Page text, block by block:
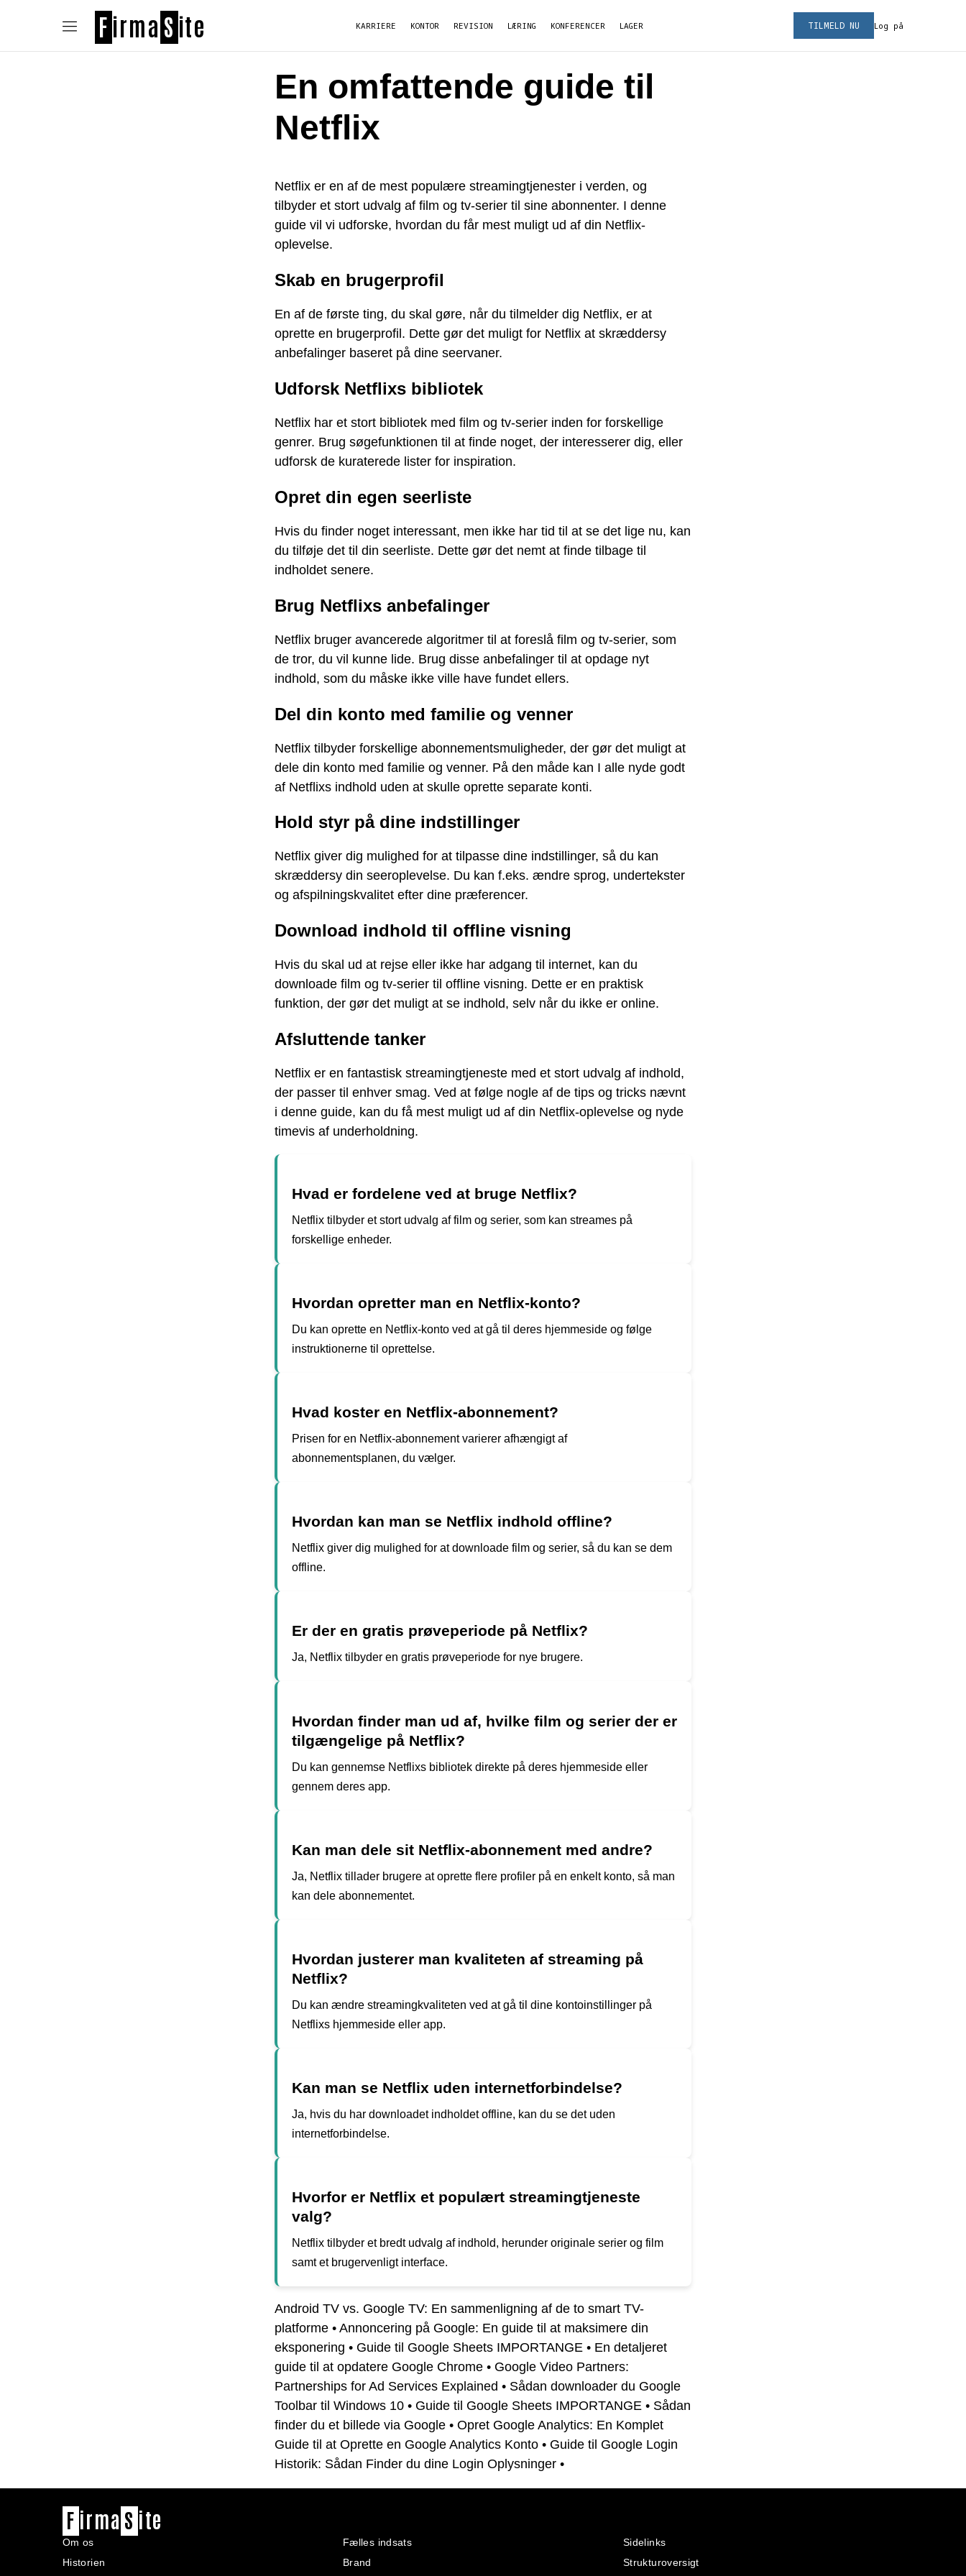
F irma S ite KARRIERE KONTOR REVISION LÆRING KONFERENCER LAGER Log på
TILMELD NU
En omfattende guide til
Netflix
Netflix er en af de mest populære streamingtjenester i verden, og
tilbyder et stort udvalg af film og tv-serier til sine abonnenter. I denne
guide vil vi udforske, hvordan du får mest muligt ud af din Netflix-
oplevelse.
Skab en brugerprofil
En af de første ting, du skal gøre, når du tilmelder dig Netflix, er at
oprette en brugerprofil. Dette gør det muligt for Netflix at skræddersy
anbefalinger baseret på dine seervaner.
Udforsk Netflixs bibliotek
Netflix har et stort bibliotek med film og tv-serier inden for forskellige
genrer. Brug søgefunktionen til at finde noget, der interesserer dig, eller
udforsk de kuraterede lister for inspiration.
Opret din egen seerliste
Hvis du finder noget interessant, men ikke har tid til at se det lige nu, kan
du tilføje det til din seerliste. Dette gør det nemt at finde tilbage til
indholdet senere.
Brug Netflixs anbefalinger
Netflix bruger avancerede algoritmer til at foreslå film og tv-serier, som
de tror, du vil kunne lide. Brug disse anbefalinger til at opdage nyt
indhold, som du måske ikke ville have fundet ellers.
Del din konto med familie og venner
Netflix tilbyder forskellige abonnementsmuligheder, der gør det muligt at
dele din konto med familie og venner. På den måde kan I alle nyde godt
af Netflixs indhold uden at skulle oprette separate konti.
Hold styr på dine indstillinger
Netflix giver dig mulighed for at tilpasse dine indstillinger, så du kan
skræddersy din seeroplevelse. Du kan f.eks. ændre sprog, undertekster
og afspilningskvalitet efter dine præferencer.
Download indhold til offline visning
Hvis du skal ud at rejse eller ikke har adgang til internet, kan du
downloade film og tv-serier til offline visning. Dette er en praktisk
funktion, der gør det muligt at se indhold, selv når du ikke er online.
Afsluttende tanker
Netflix er en fantastisk streamingtjeneste med et stort udvalg af indhold,
der passer til enhver smag. Ved at følge nogle af de tips og tricks nævnt
i denne guide, kan du få mest muligt ud af din Netflix-oplevelse og nyde
timevis af underholdning.
Hvad er fordelene ved at bruge Netflix?
Netflix tilbyder et stort udvalg af film og serier, som kan streames på
forskellige enheder.
Hvordan opretter man en Netflix-konto?
Du kan oprette en Netflix-konto ved at gå til deres hjemmeside og følge
instruktionerne til oprettelse.
Hvad koster en Netflix-abonnement?
Prisen for en Netflix-abonnement varierer afhængigt af
abonnementsplanen, du vælger.
Hvordan kan man se Netflix indhold offline?
Netflix giver dig mulighed for at downloade film og serier, så du kan se dem
offline.
Er der en gratis prøveperiode på Netflix?
Ja, Netflix tilbyder en gratis prøveperiode for nye brugere.
Hvordan finder man ud af, hvilke film og serier der er
tilgængelige på Netflix?
Du kan gennemse Netflixs bibliotek direkte på deres hjemmeside eller
gennem deres app.
Kan man dele sit Netflix-abonnement med andre?
Ja, Netflix tillader brugere at oprette flere profiler på en enkelt konto, så man
kan dele abonnementet.
Hvordan justerer man kvaliteten af streaming på
Netflix?
Du kan ændre streamingkvaliteten ved at gå til dine kontoinstillinger på
Netflixs hjemmeside eller app.
Kan man se Netflix uden internetforbindelse?
Ja, hvis du har downloadet indholdet offline, kan du se det uden
internetforbindelse.
Hvorfor er Netflix et populært streamingtjeneste
valg?
Netflix tilbyder et bredt udvalg af indhold, herunder originale serier og film
samt et brugervenligt interface.
Android TV vs. Google TV: En sammenligning af de to smart TV-
platforme • Annoncering på Google: En guide til at maksimere din
eksponering • Guide til Google Sheets IMPORTANGE • En detaljeret
guide til at opdatere Google Chrome • Google Video Partners:
Partnerships for Ad Services Explained • Sådan downloader du Google
Toolbar til Windows 10 • Guide til Google Sheets IMPORTANGE • Sådan
finder du et billede via Google • Opret Google Analytics: En Komplet
Guide til at Oprette en Google Analytics Konto • Guide til Google Login
Historik: Sådan Finder du dine Login Oplysninger •
F irma S ite
Om os
Historien
Fælles indsats
Brand
Sidelinks
Strukturoversigt